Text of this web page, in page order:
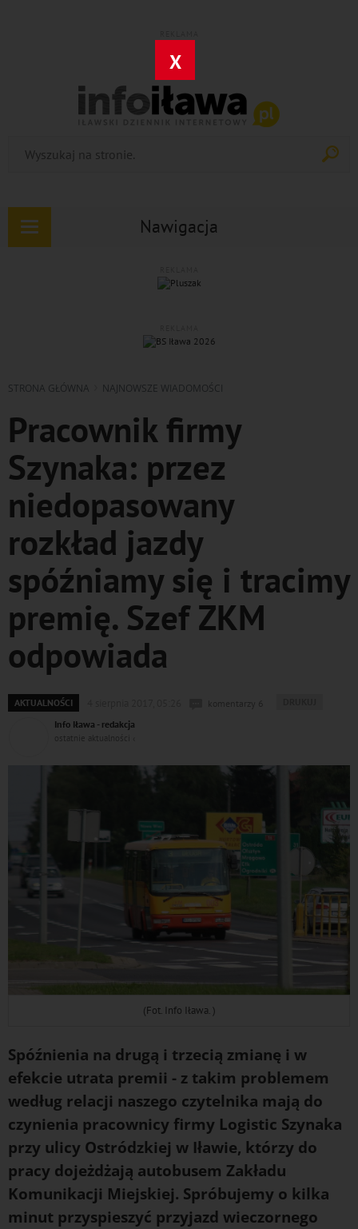
X
Nawigacja
Rozwiń
STRONA GŁÓWNA NAJNOWSZE WIADOMOŚCI
Pracownik firmy
Szynaka: przez
niedopasowany
rozkład jazdy
spóźniamy się i tracimy
premię. Szef ZKM
odpowiada
AKTUALNOŚCI
Info Iława - redakcja
ostatnie aktualności ‹
(Fot. Info Iława. )
Spóźnienia na drugą i trzecią zmianę i w
efekcie utrata premii - z takim problemem
według relacji naszego czytelnika mają do
czynienia pracownicy firmy Logistic Szynaka
przy ulicy Ostródzkiej w Iławie, którzy do
pracy dojeżdżają autobusem Zakładu
Komunikacji Miejskiej. Spróbujemy o kilka
minut przyspieszyć przyjazd wieczornego